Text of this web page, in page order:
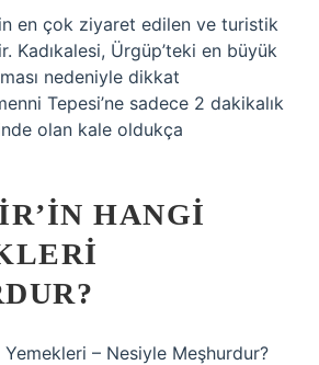
en çok ziyaret edilen ve turistik
Kadıkalesi, Ürgüp’teki en büyük
nedeniyle dikkat
Tepesi’ne sadece 2 dakikalık
olan kale oldukça
HANGI
– Nesiyle Meşhurdur?